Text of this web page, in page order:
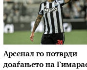
Арсенал го потврди
доаѓањето на